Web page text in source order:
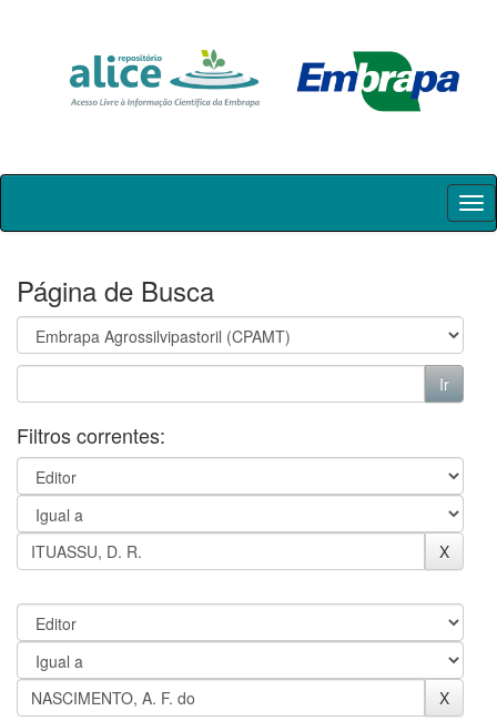
Skip
Página de Busca
Filtros correntes: